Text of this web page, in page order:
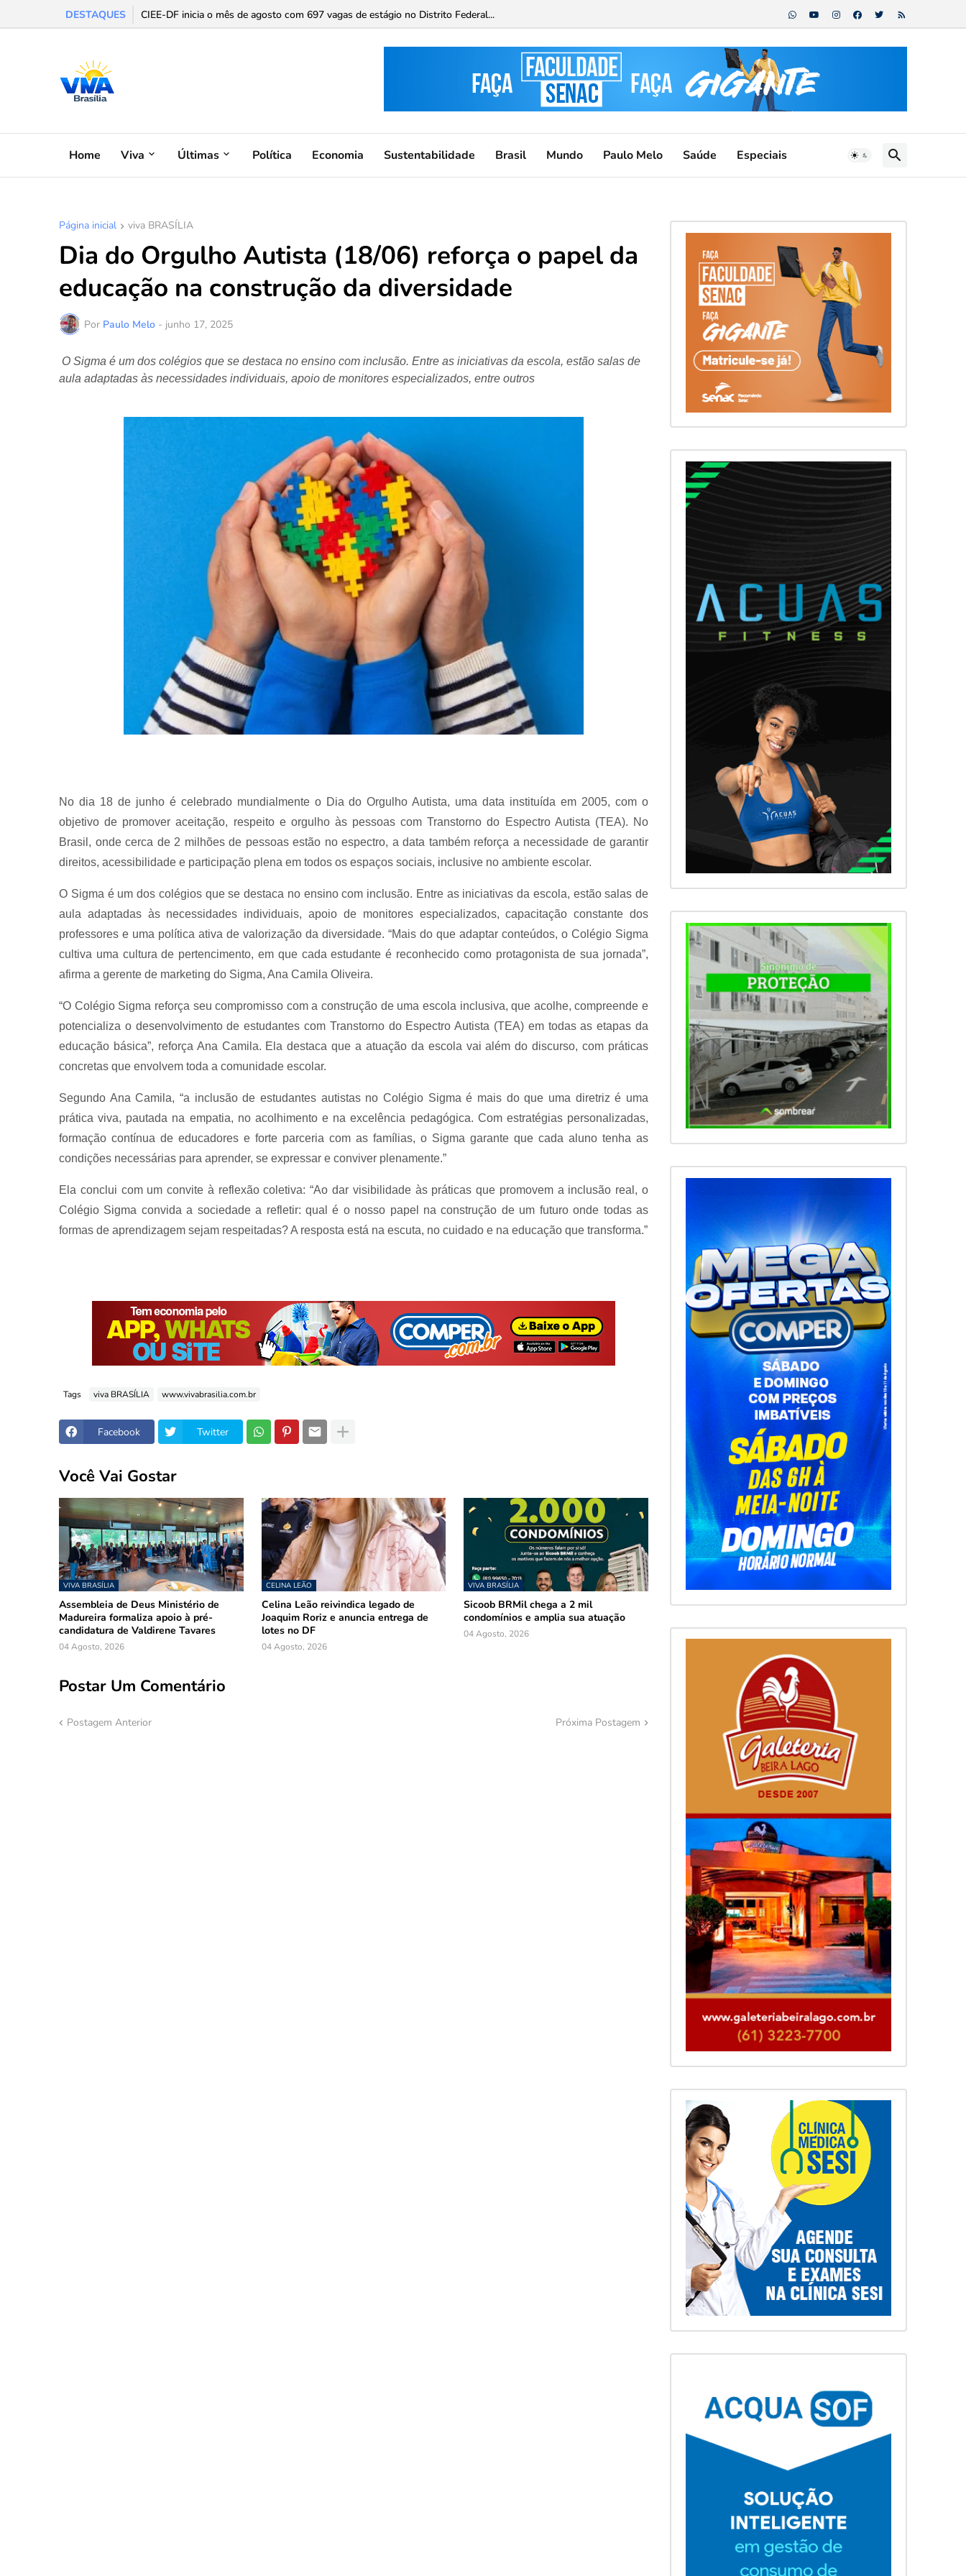
DESTAQUES CIEE-DF inicia o mês de agosto com 697 vagas de estágio no Distrito Federal...
CIEE e Tribunal Regional Federal da 1ª Região - TRF abrem processo seletivo para o Programa de Estágio...
Home Viva Últimas Política Economia Sustentabilidade Brasil Mundo Paulo Melo Saúde Especiais
Página inicial viva BRASÍLIA
Dia do Orgulho Autista (18/06) reforça o papel da
educação na construção da diversidade
Por Paulo Melo - junho 17, 2025
O Sigma é um dos colégios que se destaca no ensino com inclusão. Entre as iniciativas da escola, estão salas de
aula adaptadas às necessidades individuais, apoio de monitores especializados, entre outros
No dia 18 de junho é celebrado mundialmente o Dia do Orgulho Autista, uma data instituída em 2005, com o
objetivo de promover aceitação, respeito e orgulho às pessoas com Transtorno do Espectro Autista (TEA). No
Brasil, onde cerca de 2 milhões de pessoas estão no espectro, a data também reforça a necessidade de garantir
direitos, acessibilidade e participação plena em todos os espaços sociais, inclusive no ambiente escolar.
O Sigma é um dos colégios que se destaca no ensino com inclusão. Entre as iniciativas da escola, estão salas de
aula adaptadas às necessidades individuais, apoio de monitores especializados, capacitação constante dos
professores e uma política ativa de valorização da diversidade. “Mais do que adaptar conteúdos, o Colégio Sigma
cultiva uma cultura de pertencimento, em que cada estudante é reconhecido como protagonista de sua jornada”,
afirma a gerente de marketing do Sigma, Ana Camila Oliveira.
“O Colégio Sigma reforça seu compromisso com a construção de uma escola inclusiva, que acolhe, compreende e
potencializa o desenvolvimento de estudantes com Transtorno do Espectro Autista (TEA) em todas as etapas da
educação básica”, reforça Ana Camila. Ela destaca que a atuação da escola vai além do discurso, com práticas
concretas que envolvem toda a comunidade escolar.
Segundo Ana Camila, “a inclusão de estudantes autistas no Colégio Sigma é mais do que uma diretriz é uma
prática viva, pautada na empatia, no acolhimento e na excelência pedagógica. Com estratégias personalizadas,
formação contínua de educadores e forte parceria com as famílias, o Sigma garante que cada aluno tenha as
condições necessárias para aprender, se expressar e conviver plenamente.”
Ela conclui com um convite à reflexão coletiva: “Ao dar visibilidade às práticas que promovem a inclusão real, o
Colégio Sigma convida a sociedade a refletir: qual é o nosso papel na construção de um futuro onde todas as
formas de aprendizagem sejam respeitadas? A resposta está na escuta, no cuidado e na educação que transforma.”
Tags viva BRASÍLIA www.vivabrasilia.com.br
Facebook Twitter
Você Vai Gostar
VIVA BRASÍLIA
Assembleia de Deus Ministério de
Madureira formaliza apoio à pré-
candidatura de Valdirene Tavares
04 Agosto, 2026
CELINA LEÃO
Celina Leão reivindica legado de
Joaquim Roriz e anuncia entrega de
lotes no DF
04 Agosto, 2026
VIVA BRASÍLIA
Sicoob BRMil chega a 2 mil
condomínios e amplia sua atuação
04 Agosto, 2026
Postar Um Comentário
Postagem Anterior Próxima Postagem